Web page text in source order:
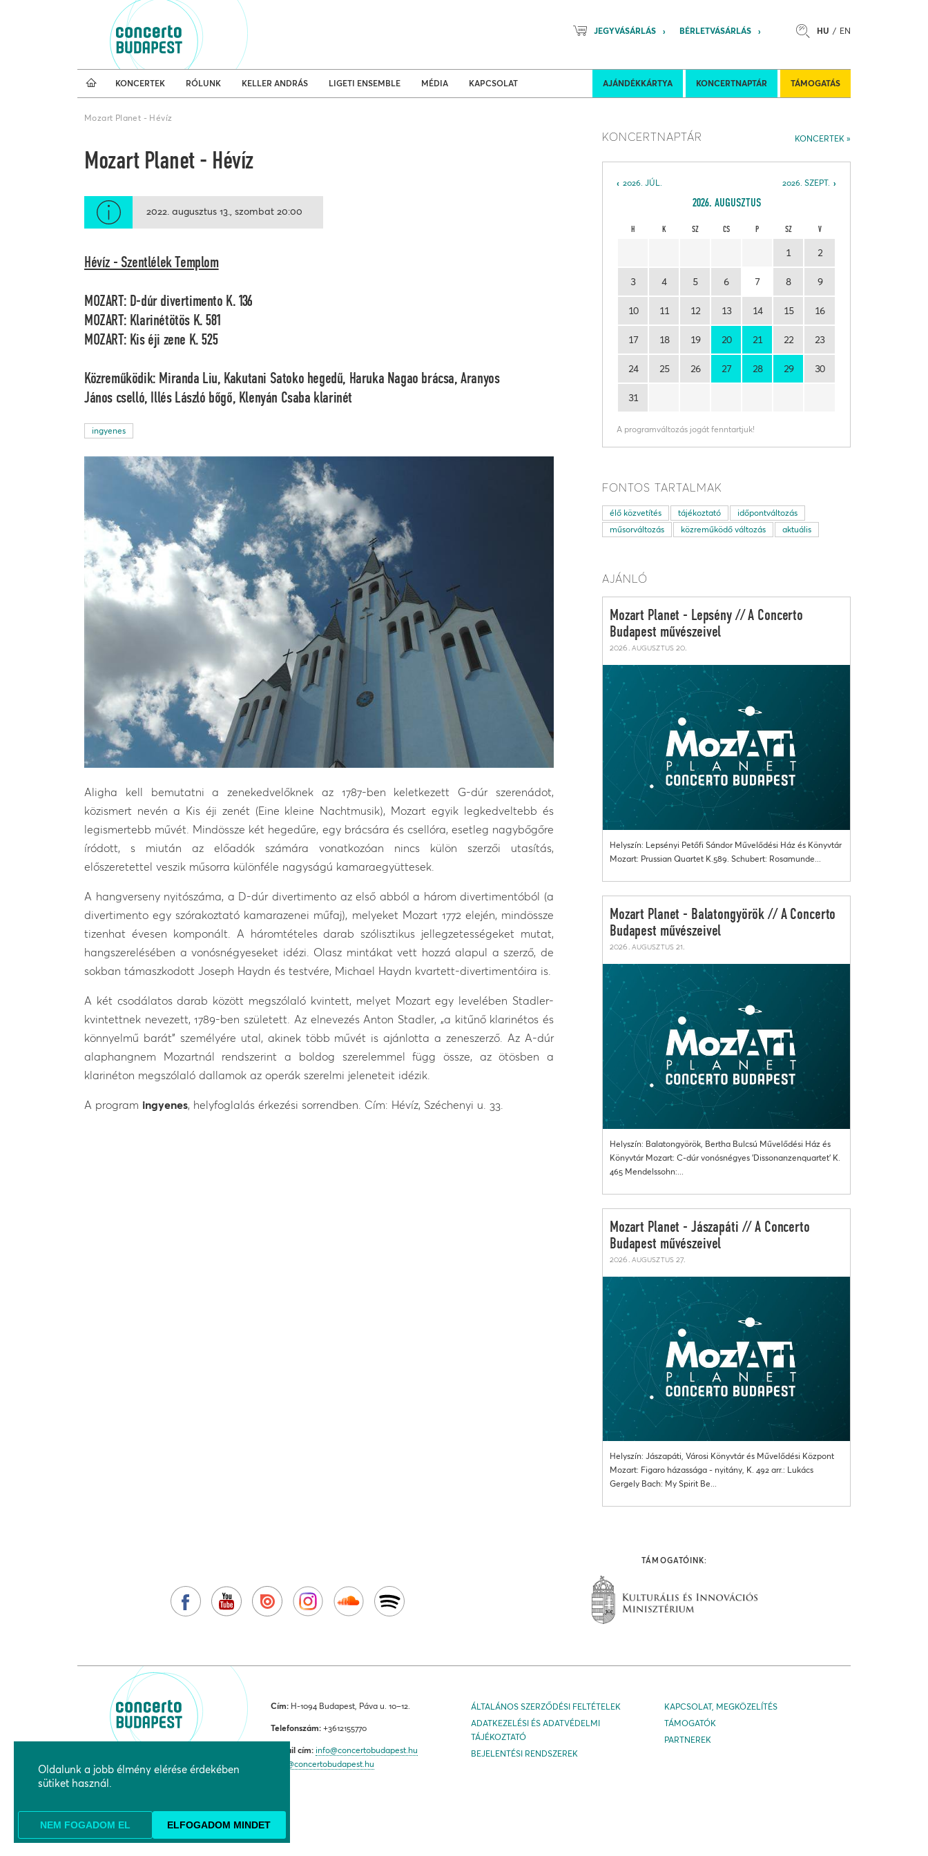
HU EN
JEGYVÁSÁRLÁS BÉRLETVÁSÁRLÁS
AJÁNDÉKKÁRTYA KONCERTNAPTÁR TÁMOGATÁS
KONCERTEK RÓLUNK KELLER ANDRÁS LIGETI ENSEMBLE MÉDIA KAPCSOLAT
Koncertnaptár
Mozart Planet - Hévíz
Mozart Planet - Hévíz
2022. augusztus 13. szombat 20:00
Hévíz - Szentlélek Templom
MOZART: D-dúr divertimento K. 136
MOZART: Klarinétötös K. 581
MOZART: Kis éji zene K. 525
Közreműködik: Miranda Liu, Kakutani Satoko hegedű, Haruka Nagao brácsa,Aranyos
János cselló, Illés László bőgő, Klenyán Csaba klarinét
ingyenes
Aligha kell bemutatni a zenekedvelőknek az 1787-ben keletkezett G-dúr szerenádot,
közismert nevén a Kis éji zenét (Eine kleine Nachtmusik), Mozart egyik legkedveltebb és
legismertebb művét. Mindössze két hegedűre, egy brácsára és csellóra, esetleg nagybőgőre
íródott, s miután az előadók számára vonatkozóan nincs külön szerzői utasítás,
előszeretettel veszik műsorra különféle nagyságú kamaraegyüttesek.
A hangverseny nyitószáma, a D-dúr divertimento az első abból a három divertimentóból (a
divertimento egy szórakoztató kamarazenei műfaj), melyeket Mozart 1772 elején, mindössze
tizenhat évesen komponált. A háromtételes darab szólisztikus jellegzetességeket mutat,
hangszerelésében a vonósnégyeseket idézi. Olasz mintákat vett hozzá alapul a szerző, de
sokban támaszkodott Joseph Haydn és testvére, Michael Haydn kvartett-divertimentóira is.
A két csodálatos darab között megszólaló kvintett, melyet Mozart egy levelében Stadler-
kvintettnek nevezett, 1789-ben született. Az elnevezés Anton Stadler, „a kitűnő klarinétos és
könnyelmű barát” személyére utal, akinek több művét is ajánlotta a zeneszerző. Az A-dúr
alaphangnem Mozartnál rendszerint a boldog szerelemmel függ össze, az ötösben a
klarinéton megszólaló dallamok az operák szerelmi jeleneteit idézik.
A program ingyenes, helyfoglalás érkezési sorrendben. Cím: Hévíz, Széchenyi u. 33.
KONCERTEK
KONCERTNAPTÁR
2026. SZEPT.
2026. JÚL.
2026. AUGUSZTUS
H K SZ CS P SZ V
1 2
3 4 5 6 7 8 9
10 11 12 13 14 15 16
17 18 19 20 21 22 23
24 25 26 27 28 29 30
31
A programváltozás jogát fenntartjuk!
FONTOS TARTALMAK
élő közvetítés tájékoztató
időpontváltozás
műsorváltozás
közreműködő változás aktuális
AJÁNLÓ
Mozart Planet - Lepsény // A Concerto
Budapest művészeivel
2026. augusztus 20.
Helyszín: Lepsényi Petőfi Sándor Művelődési Ház és Könyvtár
Mozart: Prussian Quartet K.589. Schubert: Rosamunde...
Mozart Planet - Balatongyörök // A Concerto
Budapest művészeivel
2026. augusztus 21.
Helyszín: Balatongyörök, Bertha Bulcsú Művelődési Ház és
Könyvtár Mozart: C-dúr vonósnégyes 'Dissonanzenquartet' K.
465 Mendelssohn:...
Mozart Planet - Jászapáti // A Concerto
Budapest művészeivel
2026. augusztus 27.
Helyszín: Jászapáti, Városi Könyvtár és Művelődési Központ
Mozart: Figaro házassága - nyitány, K. 492 arr.: Lukács
Gergely Bach: My Spirit Be...
TÁMOGATÓINK:
Cím: H-1094 Budapest, Páva u. 10–12.
Telefonszám: +3612155770
E-mail cím: info@concertobudapest.hu
jegy@concertobudapest.hu
ÁLTALÁNOS SZERZŐDÉSI FELTÉTELEK
ADATKEZELÉSI ÉS ADATVÉDELMI
TÁJÉKOZTATÓ
BEJELENTÉSI RENDSZEREK
KAPCSOLAT, MEGKÖZELÍTÉS
TÁMOGATÓK
PARTNEREK
Oldalunk a jobb élmény elérése érdekében
sütiket használ.
NEM FOGADOM EL ELFOGADOM MINDET